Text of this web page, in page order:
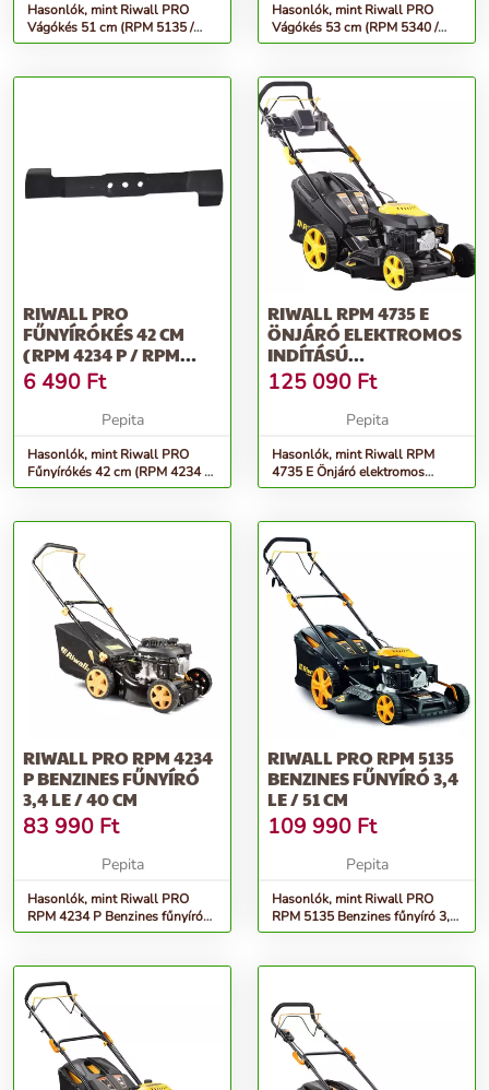
Hasonlók, mint Riwall PRO
Vágókés 51 cm (RPM 5135 /
RPM 5135 B / RPM 5140 V /
Hasonlók, mint Riwall PRO
Vágókés 53 cm (RPM 5340 /
RPM 5337 B)
RIWALL PRO
FŰNYÍRÓKÉS 42 CM
(RPM 4234 P / RPM
4234)
6 490 Ft
Pepita
Hasonlók, mint Riwall PRO
Fűnyírókés 42 cm (RPM 4234 P
/ RPM 4234)
RIWALL RPM 4735 E
ÖNJÁRÓ ELEKTROMOS
INDÍTÁSÚ
BENZINMOTOROS
FŰNYÍR...
125 090 Ft
Pepita
Hasonlók, mint Riwall RPM
4735 E Önjáró elektromos
indítású benzinmotoros fűnyír...
RIWALL PRO RPM 4234
P BENZINES FŰNYÍRÓ
3,4 LE / 40 CM
83 990 Ft
Pepita
Hasonlók, mint Riwall PRO
RPM 4234 P Benzines fűnyíró
3,4 LE / 40 cm
RIWALL PRO RPM 5135
BENZINES FŰNYÍRÓ 3,4
LE / 51 CM
109 990 Ft
Pepita
Hasonlók, mint Riwall PRO
RPM 5135 Benzines fűnyíró 3,4
LE / 51 cm